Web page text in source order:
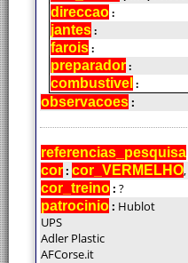
direccao:
jantes:
farois:
preparador:
combustivel :
observacoes:
referencias_pesquisa
cor: cor_VERMELHO,
cor_treino: ?
patrocinio: Hublot
UPS
Adler Plastic
AFCorse.it